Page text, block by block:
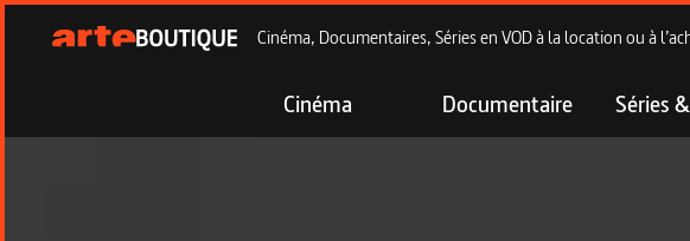
Cinéma, Documentaires, Séries en VOD à la location ou à
Cinéma Documentaire Séries